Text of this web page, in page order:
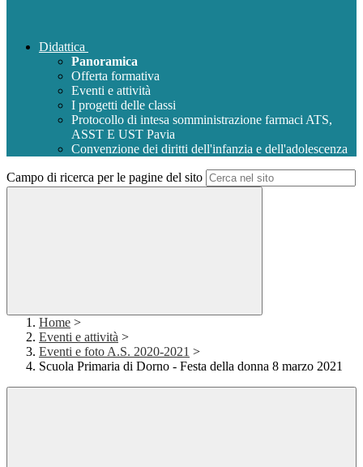
Didattica
Panoramica
Offerta formativa
Eventi e attività
I progetti delle classi
Protocollo di intesa somministrazione farmaci ATS,
ASST E UST Pavia
Convenzione dei diritti dell'infanzia e dell'adolescenza
Campo di ricerca per le pagine del sito
Home >
Eventi e attività >
Eventi e foto A.S. 2020-2021 >
Scuola Primaria di Dorno - Festa della donna 8 marzo 2021